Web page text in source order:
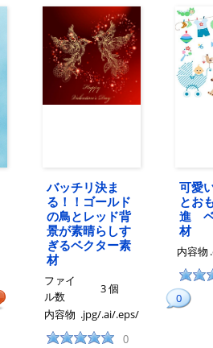
バッチリ決ま
る！！ゴールド
の鳥とレッド背
景が素晴らしす
ぎるベクター素
材
ファイ
ル数
3 個
内容物 .jpg/.ai/.eps/
0
可愛
とお
進
材
内容物
0